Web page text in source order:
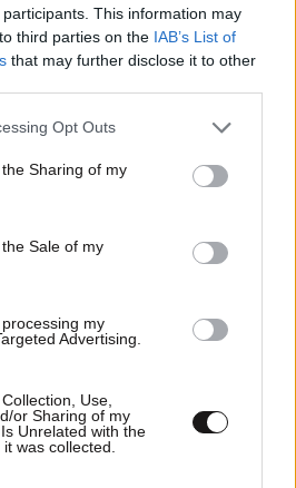
participants. This information may
third parties on the IAB’s List of
that may further disclose it to other
app uses one or more Google
usage behaviour. You may click to
Google and its third-party tags to
purposes in below Google
Opt Outs
Sharing of my
Sale of my
my
Advertising.
Use,
or Sharing of my
Unrelated with the
was collected.
ΠΡΟΣΘΗΚΗ
πια, καλα που πηγε στον
και το στομα της γιατι στην